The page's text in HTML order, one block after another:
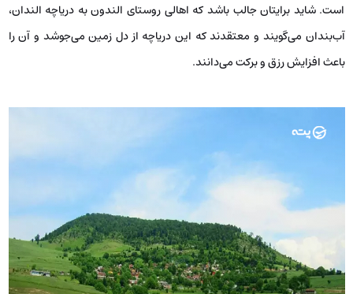
است. شاید برایتان جالب باشد که اهالی روستای الندون به دریاچه الندان،
آب‌بندان می‌گویند و معتقدند که این دریاچه از دل زمین می‌جوشد و آن را
باعث افزایش رزق و برکت می‌دانند.